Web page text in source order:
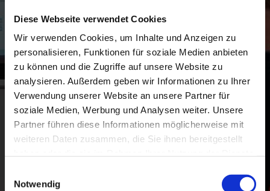
Diese Webseite verwendet Cookies
Wir verwenden Cookies, um Inhalte und Anzeigen zu
personalisieren, Funktionen für soziale Medien anbieten
zu können und die Zugriffe auf unsere Website zu
analysieren. Außerdem geben wir Informationen zu Ihrer
Verwendung unserer Website an unsere Partner für
soziale Medien, Werbung und Analysen weiter. Unsere
Partner führen diese Informationen möglicherweise mit
weiteren Daten zusammen, die Sie ihnen bereitgestellt
Notwendig
Schnittstellenkommunikation zwischen allen
Projektbeteiligten
Dein Profil:
Abgeschlossene elektrotechnische Ausbildung bzw.
Techniker-/ Meisterabschluss
Erfahrung als Projektleiter erforderlich
MSR und Programmierkenntnisse von Vorteil
Flexibilität, Reisebereitschaft und sehr gute
Kommunikationsfähigkeit in Deutsch
Verständnis für kaufmännische Abläufe und einen
sicheren Umgang mit MS Office